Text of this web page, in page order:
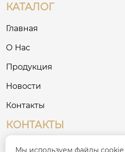
КАТАЛОГ
Главная
О Нас
Продукция
Новости
Контакты
КОНТАКТЫ
№ 8, Третий
Мы используем файлы cookie